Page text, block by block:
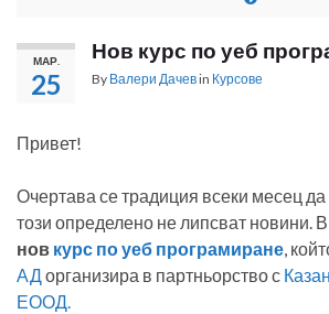
МАР.
25
Нов курс по уеб
By Валери Дачевin Курсове
Привет!
Очертава се традиция всеки месец
този определено не липсват новини.
нов курс по уеб програмиране,
АДорганизира в партньорство с
ЕООД.